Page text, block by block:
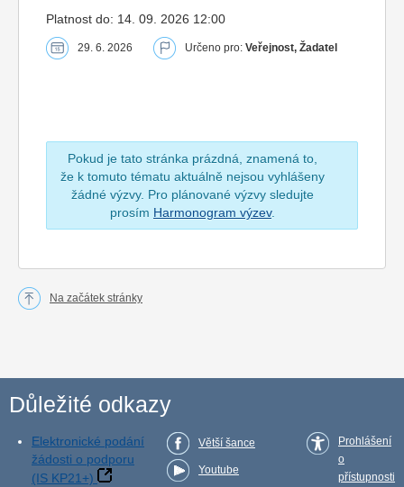
Platnost do: 14. 09. 2026 12:00
29. 6. 2026 Určeno pro: Veřejnost, Žadatel
Pokud je tato stránka prázdná, znamená to,
že k tomuto tématu aktuálně nejsou vyhlášeny
žádné výzvy. Pro plánované výzvy sledujte
prosím Harmonogram výzev.
Na začátek stránky
Důležité odkazy
Elektronické podání
žádosti o podporu
(IS KP21+)
Větší šance
Youtube
Prohlášení
o
přístupnosti